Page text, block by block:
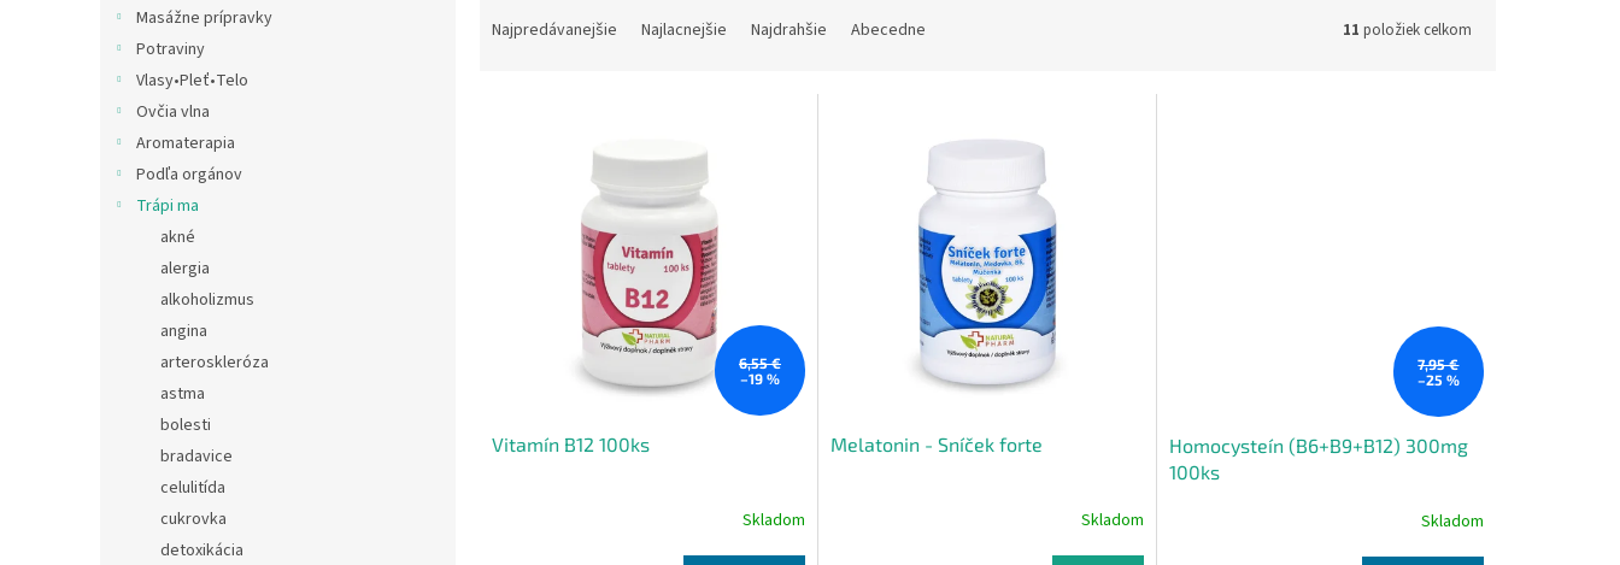
Masážne prípravky
Potraviny
Vlasy•Pleť•Telo
Ovčia vlna
Aromaterapia
Podľa orgánov
Trápi ma
akné
alergia
alkoholizmus
angina
arteroskleróza
astma
bolesti
bradavice
celulitída
cukrovka
detoxikácia
Najpredávanejšie Najlacnejšie Najdrahšie Abecedne 11 položiek celkom
6,55 €
–19 %
Vitamín B12 100ks
Skladom
Melatonin - Sníček forte
Skladom
7,95 €
–25 %
Homocysteín (B6+B9+B12) 300mg
100ks
Skladom